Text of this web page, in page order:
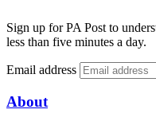
Sign up for PA Post to
less than five minutes a day.
Email address
About